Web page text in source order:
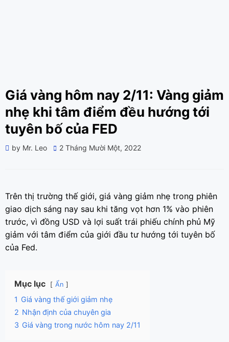
Giá vàng hôm nay 2/11: Vàng giảm
nhẹ khi tâm điểm đều hướng tới
tuyên bố của FED
by Mr. Leo
Posted
2 Tháng Mười Một, 2022
Trên thị trường thế giới, giá vàng giảm nhẹ trong phiên
giao dịch sáng nay sau khi tăng vọt hơn 1% vào phiên
trước, vì đồng USD và lợi suất trái phiếu chính phủ Mỹ
giảm với tâm điểm của giới đầu tư hướng tới tuyên bố
của Fed.
Mục lục Ẩn
1 Giá vàng thế giới giảm nhẹ
2 Nhận định của chuyên gia
3 Giá vàng trong nước hôm nay 2/11